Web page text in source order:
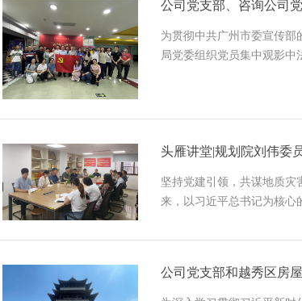
公司党支部、咨询公司
为贯彻中共广州市委宣传部
局党委组织党员集中观影
头雁讲堂|规划院刘伟委
坚持党建引领，共谋地质灾
来，以习近平总书记为核心
公司党支部和越秀区房